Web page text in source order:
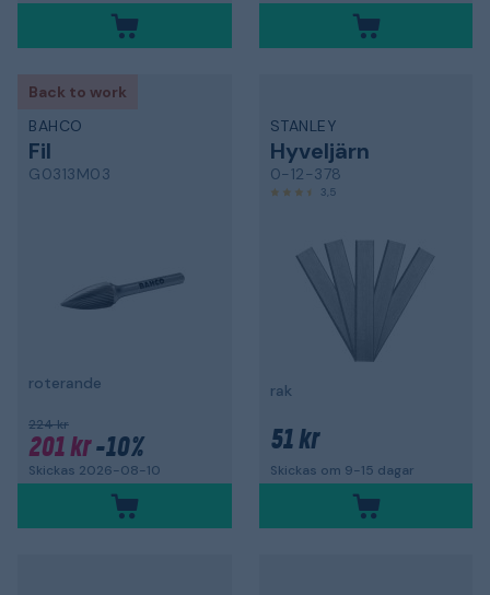
Back to work
BAHCO
Fil
G0313M03
roterande
224 kr
201 kr-10%
Skickas 2026-08-10
STANLEY
Hyveljärn
0-12-378
3,5
rak
51 kr
Skickas om 9-15 dagar